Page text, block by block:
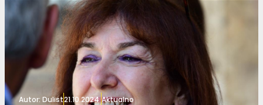
Autor: Dulist21.10.2024.Aktualno